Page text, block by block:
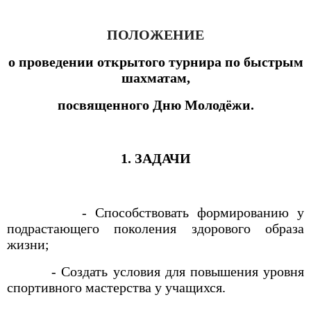
ПОЛОЖЕНИЕ
о проведении открытого турнира по быстрым
шахматам,
посвященного Дню Молодёжи.
1. ЗАДАЧИ
- Способствовать формированию у
подрастающего поколения здорового образа
жизни;
- Создать условия для повышения уровня
спортивного мастерства у учащихся.